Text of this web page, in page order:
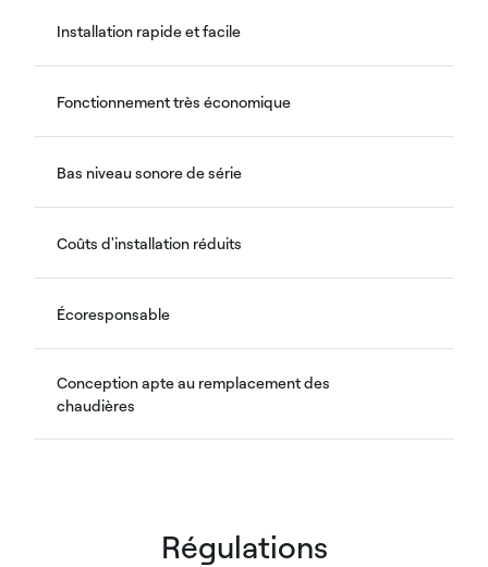
Installation rapide et facile
Fonctionnement très économique
Bas niveau sonore de série
Coûts d'installation réduits
Écoresponsable
Conception apte au remplacement des
chaudières
Régulations